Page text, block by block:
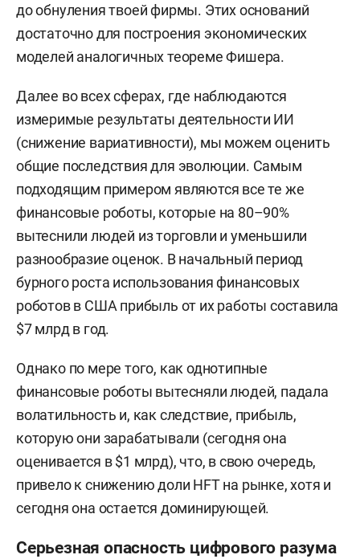
до обнуления твоей фирмы. Этих оснований
достаточно для построения экономических
моделей аналогичных теореме Фишера.
Далее во всех сферах, где наблюдаются
измеримые результаты деятельности ИИ
(снижение вариативности), мы можем оценить
общие последствия для эволюции. Самым
подходящим примером являются все те же
финансовые роботы, которые на 80–90%
вытеснили людей из торговли и уменьшили
разнообразие оценок. В начальный период
бурного роста использования финансовых
роботов в США прибыль от их работы составила
$7 млрд в год.
Однако по мере того, как однотипные
финансовые роботы вытесняли людей, падала
волатильность и, как следствие, прибыль,
которую они зарабатывали (сегодня она
оценивается в $1 млрд), что, в свою очередь,
привело к снижению доли HFT на рынке, хотя и
сегодня она остается доминирующей.
Серьезная опасность цифрового разума